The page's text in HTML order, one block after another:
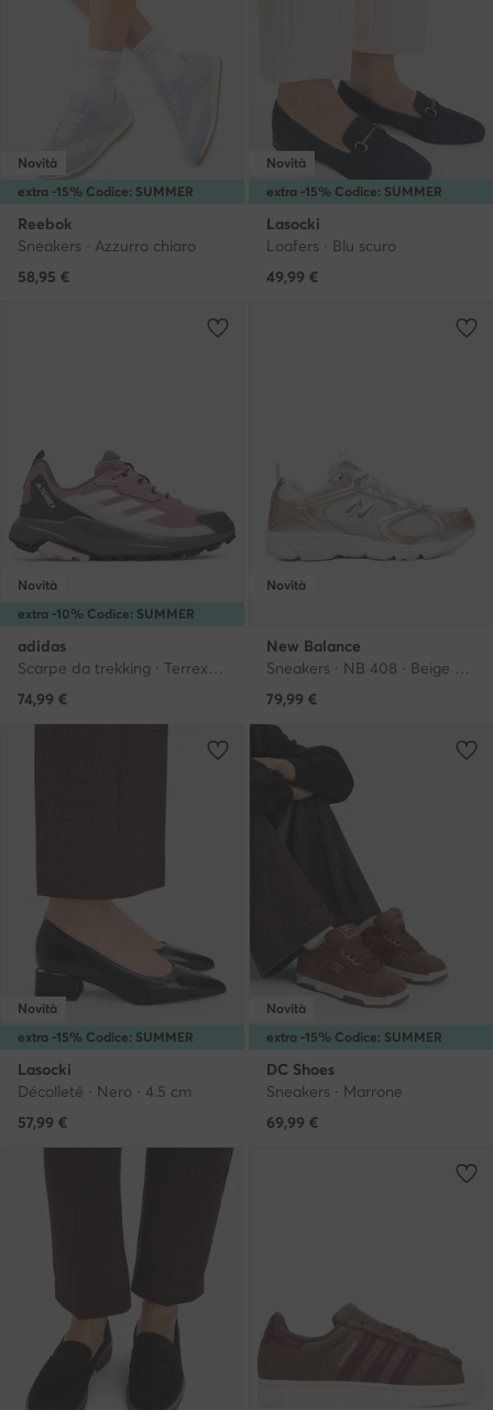
extra -15% Codice: SUMMER
Novità
Reebok
Sneakers · Azzurro chiaro
58,95 €
extra -15% Codice: SUMMER
Novità
Lasocki
Loafers · Blu scuro
49,99 €
extra -10% Codice: SUMMER
Novità
adidas
Scarpe da trekking · Terrex Anylander Hiking Shoes KJ0869 · Viola
74,99 €
Novità
New Balance
Sneakers · NB 408 · Beige chiaro
79,99 €
extra -15% Codice: SUMMER
Novità
Lasocki
Décolleté · Nero · 4.5 cm
57,99 €
extra -15% Codice: SUMMER
Novità
DC Shoes
Sneakers · Marrone
69,99 €